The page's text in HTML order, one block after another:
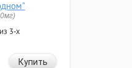
3-х
Купить